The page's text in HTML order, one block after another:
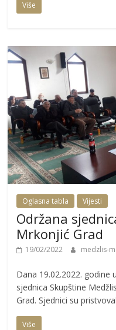
Više
Oglasna tabla Vijesti
Održana
Mrkonjić Grad
19/02/2022 medzlis-
Dana 19.02.2022. godine
sjednica Skupštine
Grad. Sjednici su
Više